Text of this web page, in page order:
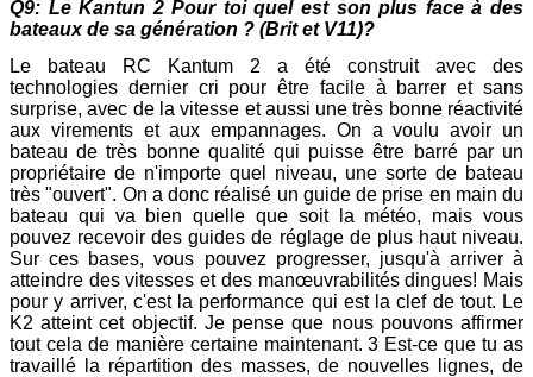
Q9: Le Kantun 2 Pour toi quel est son plus face à des
bateaux de sa génération ? (Brit et V11)?
Le bateau RC Kantum 2 a été construit avec des
technologies dernier cri pour être facile à barrer et sans
surprise, avec de la vitesse et aussi une très bonne réactivité
aux virements et aux empannages. On a voulu avoir un
bateau de très bonne qualité qui puisse être barré par un
propriétaire de n'importe quel niveau, une sorte de bateau
très "ouvert". On a donc réalisé un guide de prise en main du
bateau qui va bien quelle que soit la météo, mais vous
pouvez recevoir des guides de réglage de plus haut niveau.
Sur ces bases, vous pouvez progresser, jusqu'à arriver à
atteindre des vitesses et des manœuvrabilités dingues! Mais
pour y arriver, c'est la performance qui est la clef de tout. Le
K2 atteint cet objectif. Je pense que nous pouvons affirmer
tout cela de manière certaine maintenant. 3 Est-ce que tu as
travaillé la répartition des masses, de nouvelles lignes, de